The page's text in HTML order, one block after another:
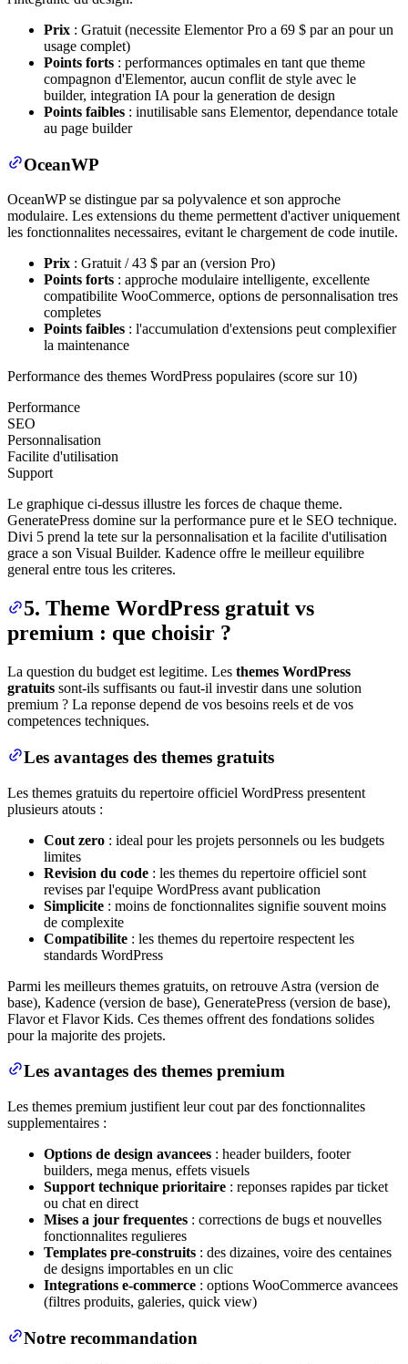
Prix : Gratuit (necessite Elementor Pro a 69 $ par an pour un
usage complet)
Points forts : performances optimales en tant que theme
compagnon d'Elementor, aucun conflit de style avec le
builder, integration IA pour la generation de design
Points faibles : inutilisable sans Elementor, dependance totale
au page builder
OceanWP
OceanWP se distingue par sa polyvalence et son approche
modulaire. Les extensions du theme permettent d'activer uniquement
les fonctionnalites necessaires, evitant le chargement de code inutile.
Prix : Gratuit / 43 $ par an (version Pro)
Points forts : approche modulaire intelligente, excellente
compatibilite WooCommerce, options de personnalisation tres
completes
Points faibles : l'accumulation d'extensions peut complexifier
la maintenance
Performance des themes WordPress populaires (score sur 10)
Performance
SEO
Personnalisation
Facilite d'utilisation
Support
Le graphique ci-dessus illustre les forces de chaque theme.
GeneratePress domine sur la performance pure et le SEO technique.
Divi 5 prend la tete sur la personnalisation et la facilite d'utilisation
grace a son Visual Builder. Kadence offre le meilleur equilibre
general entre tous les criteres.
5. Theme WordPress gratuit vs
premium : que choisir ?
La question du budget est legitime. Les themes WordPress
gratuits sont-ils suffisants ou faut-il investir dans une solution
premium ? La reponse depend de vos besoins reels et de vos
competences techniques.
Les avantages des themes gratuits
Les themes gratuits du repertoire officiel WordPress presentent
plusieurs atouts :
Cout zero : ideal pour les projets personnels ou les budgets
limites
Revision du code : les themes du repertoire officiel sont
revises par l'equipe WordPress avant publication
Simplicite : moins de fonctionnalites signifie souvent moins
de complexite
Compatibilite : les themes du repertoire respectent les
standards WordPress
Parmi les meilleurs themes gratuits, on retrouve Astra (version de
base), Kadence (version de base), GeneratePress (version de base),
Flavor et Flavor Kids. Ces themes offrent des fondations solides
pour la majorite des projets.
Les avantages des themes premium
Les themes premium justifient leur cout par des fonctionnalites
supplementaires :
Options de design avancees : header builders, footer
builders, mega menus, effets visuels
Support technique prioritaire : reponses rapides par ticket
ou chat en direct
Mises a jour frequentes : corrections de bugs et nouvelles
fonctionnalites regulieres
Templates pre-construits : des dizaines, voire des centaines
de designs importables en un clic
Integrations e-commerce : options WooCommerce avancees
(filtres produits, galeries, quick view)
Notre recommandation